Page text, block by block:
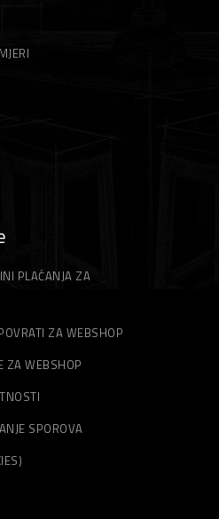
PLAĆANJA ZA
ZA WEBSHOP
ZA WEBSHOP
SPOROVA